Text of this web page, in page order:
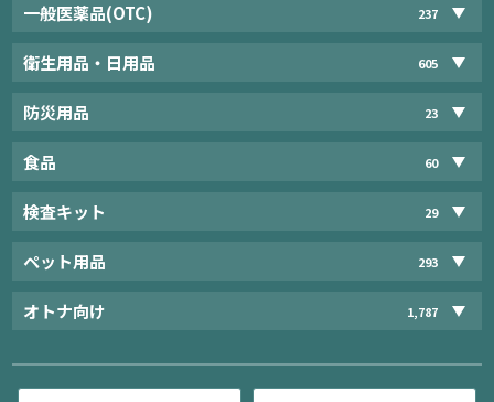
一般医薬品(OTC) 237
衛生用品・日用品 605
防災用品 23
食品 60
検査キット 29
ペット用品 293
オトナ向け 1,787